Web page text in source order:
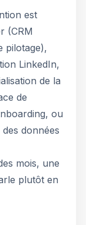
est
(CRM
pilotage),
LinkedIn,
de la
de
ou
données
mois, une
plutôt en